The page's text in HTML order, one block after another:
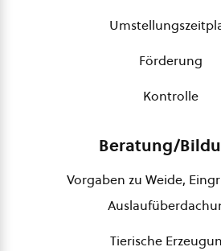
Förderung
Kontrolle
Beratung/
Vorgaben zu Weide,
Tierische